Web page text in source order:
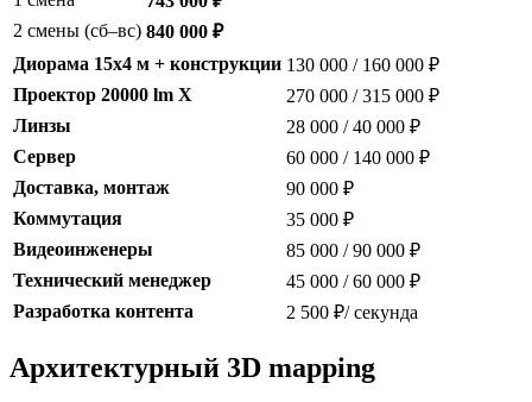
2 смены (сб–вс) 840 000 ₽
Диорама 15x4 м + конструкции 130 000 / 160 000 ₽
Проектор 20000 lm X
270 000 / 315 000 ₽
Линзы
28 000 / 40 000 ₽
Сервер
60 000 / 140 000 ₽
Доставка, монтаж
90 000 ₽
Коммутация
35 000 ₽
Видеоинженеры
85 000 / 90 000 ₽
Технический менеджер
45 000 / 60 000 ₽
Разработка контента
2 500 ₽/ секунда
Архитектурный 3D mapping